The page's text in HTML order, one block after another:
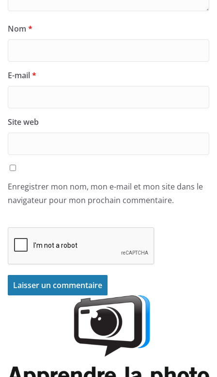
Nom *
E-mail*
Site web
Enregistrer mon nom, mon e-mail et mon site dans le
navigateur pour mon prochain commentaire.